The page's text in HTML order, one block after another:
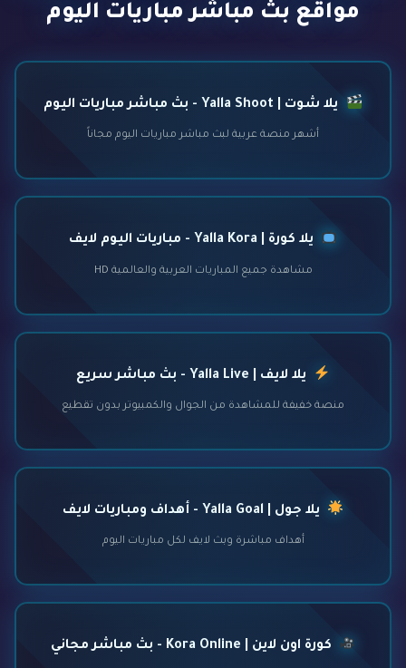
مواقع بث مباشر مباريات اليوم
يلا شوت | Yalla Shoot - بث مباشر مباريات اليوم
أشهر منصة عربية لبث مباشر مباريات اليوم مجاناً
يلا كورة | Yalla Kora - مباريات اليوم لايف
مشاهدة جميع المباريات العربية والعالمية HD
يلا لايف | Yalla Live - بث مباشر سريع
منصة خفيفة للمشاهدة من الجوال والكمبيوتر بدون تقطيع
يلا جول | Yalla Goal - أهداف ومباريات لايف
أهداف مباشرة وبث لايف لكل مباريات اليوم
كورة اون لاين | Kora Online - بث مباشر مجاني